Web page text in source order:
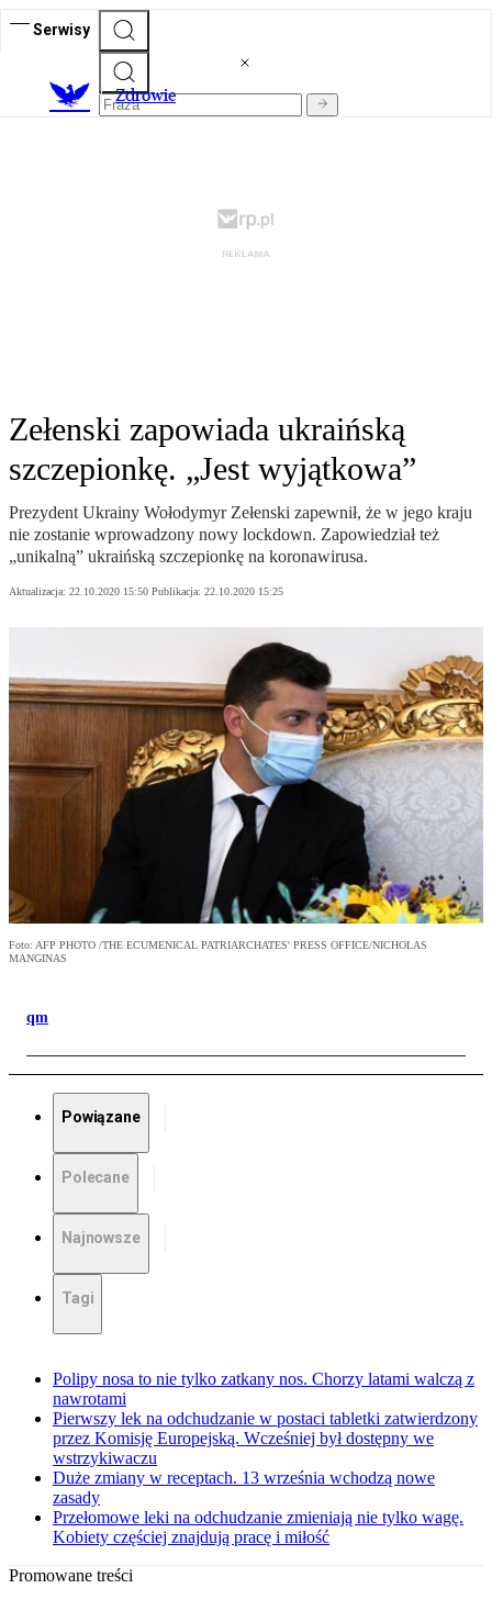
Serwisy
Zdrowie
Zełenski zapowiada ukraińską
szczepionkę. „Jest wyjątkowa”
Prezydent Ukrainy Wołodymyr Zełenski zapewnił, że w jego kraju
nie zostanie wprowadzony nowy lockdown. Zapowiedział też
„unikalną” ukraińską szczepionkę na koronawirusa.
Aktualizacja: 22.10.2020 15:50 Publikacja: 22.10.2020 15:25
Foto: AFP PHOTO /THE ECUMENICAL PATRIARCHATES' PRESS OFFICE/NICHOLAS
MANGINAS
qm
Powiązane
Polecane
Najnowsze
Tagi
Polipy nosa to nie tylko zatkany nos. Chorzy latami walczą z
nawrotami
Pierwszy lek na odchudzanie w postaci tabletki zatwierdzony
przez Komisję Europejską. Wcześniej był dostępny we
wstrzykiwaczu
Duże zmiany w receptach. 13 września wchodzą nowe
zasady
Przełomowe leki na odchudzanie zmieniają nie tylko wagę.
Kobiety częściej znajdują pracę i miłość
Promowane treści